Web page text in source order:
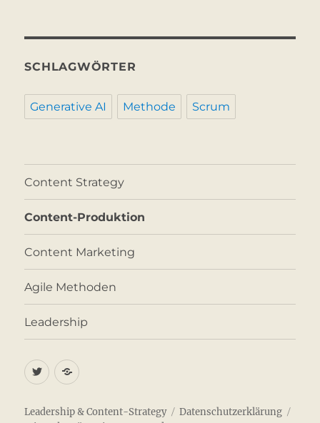
SCHLAGWÖRTER
Generative AI Methode Scrum
Content Strategy
Content-Produktion
Content Marketing
Agile Methoden
Leadership
TwitterImpressum
Leadership & Content-Strategy
Datenschutzerklärung